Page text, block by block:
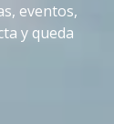
eventos,
y queda